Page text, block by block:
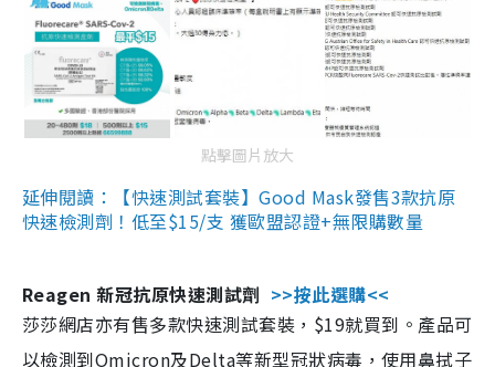
點擊圖片放大
延伸閱讀：【快速測試套裝】Good Mask發售3款抗原
快速檢測劑！低至$15/支 獲歐盟認證+無限購數量
Reagen 新冠抗原快速測試劑 >>按此選購<<
莎莎網店亦有售多款快速測試套裝，$19就買到。產品可
以檢測到Omicron及Delta等新型冠狀病毒，使用鼻拭子